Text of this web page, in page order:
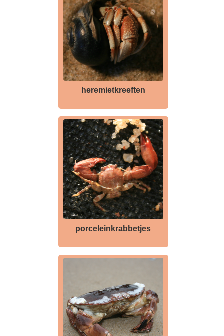
heremietkreeften
porceleinkrabbetjes